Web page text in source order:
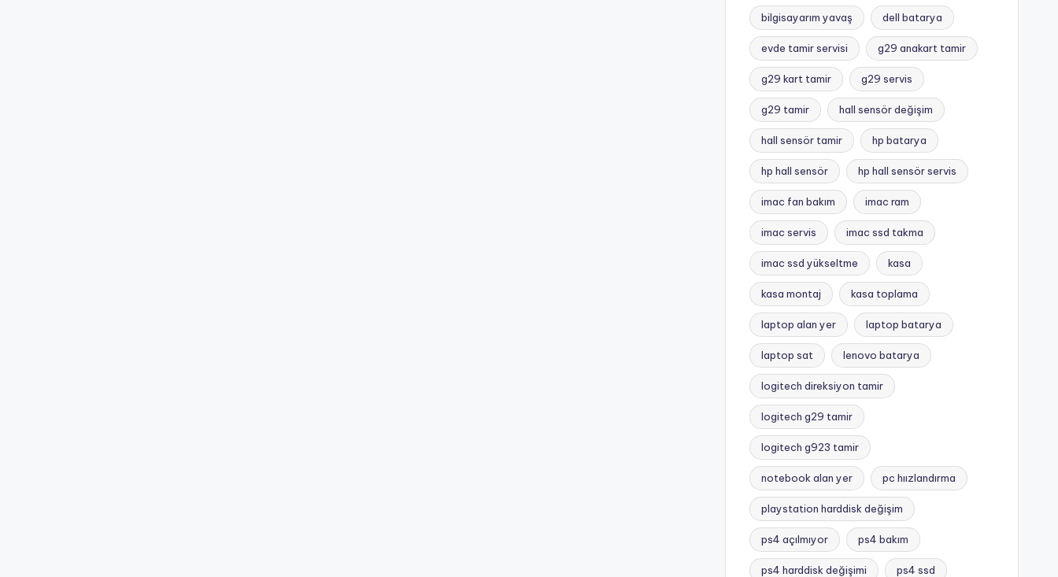
bilgisayarım yavaş dell batarya
evde tamir servisi g29 anakart tamir
g29 kart tamir g29 servis
g29 tamir hall sensör değişim
hall sensör tamir hp batarya
hp hall sensör hp hall sensör servis
imac fan bakım imac ram
imac servis imac ssd takma
imac ssd yükseltme kasa
kasa montaj kasa toplama
laptop alan yer laptop batarya
laptop sat lenovo batarya
logitech direksiyon tamir
logitech g29 tamir
logitech g923 tamir
notebook alan yer pc hıızlandırma
playstation harddisk değişim
ps4 açılmıyor ps4 bakım
ps4 harddisk değişimi ps4 ssd